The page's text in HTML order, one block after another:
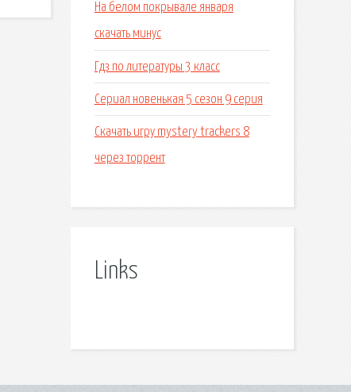
На белом покрывале января
скачать минус
Гдз по литературы 3 класс
Сериал новенькая 5 сезон 9 серия
Скачать игру mystery trackers 8
через торрент
Links